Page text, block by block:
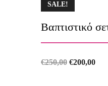
SALE!
Βαπτιστικό
€250,00 Original
€200,00